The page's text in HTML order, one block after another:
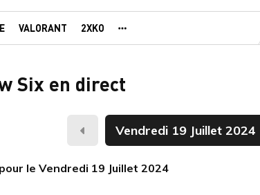
VALORANT 2XKO
Six en direct
Hier
le Vendredi 19 Juillet 2024